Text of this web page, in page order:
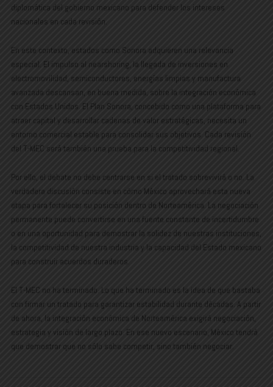
diplomática del gobierno mexicano para defender los intereses
nacionales en cada revisión.
En este contexto, estados como Sonora adquieren una relevancia
especial. El impulso al nearshoring, la llegada de inversiones en
electromovilidad, semiconductores, energías limpias y manufactura
avanzada descansan, en buena medida, sobre la integración económica
con Estados Unidos. El Plan Sonora, concebido como una plataforma para
atraer capital y desarrollar cadenas de valor estratégicas, necesita un
entorno comercial estable para consolidar sus objetivos. Cada revisión
del T-MEC será también una prueba para la competitividad regional.
Por ello, el debate no debe centrarse en si el tratado sobrevivirá o no. La
verdadera discusión consiste en cómo México aprovechará esta nueva
etapa para fortalecer su posición dentro de Norteamérica. La negociación
permanente puede convertirse en una fuente constante de incertidumbre
o en una oportunidad para demostrar la solidez de nuestras instituciones,
la competitividad de nuestra industria y la capacidad del Estado mexicano
para construir acuerdos duraderos.
El T-MEC no ha terminado. Lo que ha terminado es la idea de que bastaba
con firmar un tratado para garantizar estabilidad durante décadas. A partir
de ahora, la integración económica de Norteamérica exigirá negociación,
estrategia y visión de largo plazo. En ese nuevo escenario, México tendrá
que demostrar que no sólo sabe competir, sino también negociar.